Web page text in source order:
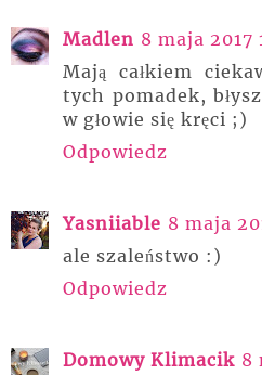
Madlen 8 maja 2017
Mają całkiem
tych pomadek,
w głowie się kręci ;)
Odpowiedz
Yasniiable 8 maja
ale szaleństwo :)
Odpowiedz
Domowy Klimacik 8